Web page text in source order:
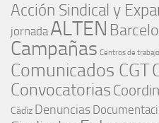
Acción Sindical y
jornada ALTEN
Campañas Centros de trabajo
Comunicados CGT
Convocatorias
Cádiz Denuncias